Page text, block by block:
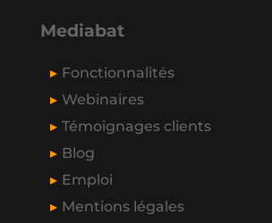
Mediabat
Fonctionnalités
Webinaires
Témoignages clients
Blog
Emploi
Mentions légales